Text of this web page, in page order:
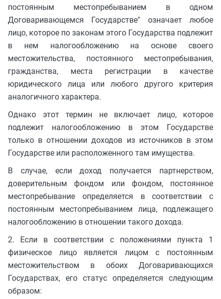
постоянным местопребыванием в одном
Договаривающемся Государстве" означает любое
лицо, которое по законам этого Государства подлежит
в нем налогообложению на основе своего
местожительства, постоянного местопребывания,
гражданства, места регистрации в качестве
юридического лица или любого другого критерия
аналогичного характера.
Однако этот термин не включает лицо, которое
подлежит налогообложению в этом Государстве
только в отношении доходов из источников в этом
Государстве или расположенного там имущества.
В случае, если доход получается партнерством,
доверительным фондом или фондом, постоянное
местопребывание определяется в соответствии с
постоянным местопребыванием лица, подлежащего
налогообложению в отношении такого дохода.
2. Если в соответствии с положениями пункта 1
физическое лицо является лицом с постоянным
местожительством в обоих Договаривающихся
Государствах, его статус определяется следующим
образом: